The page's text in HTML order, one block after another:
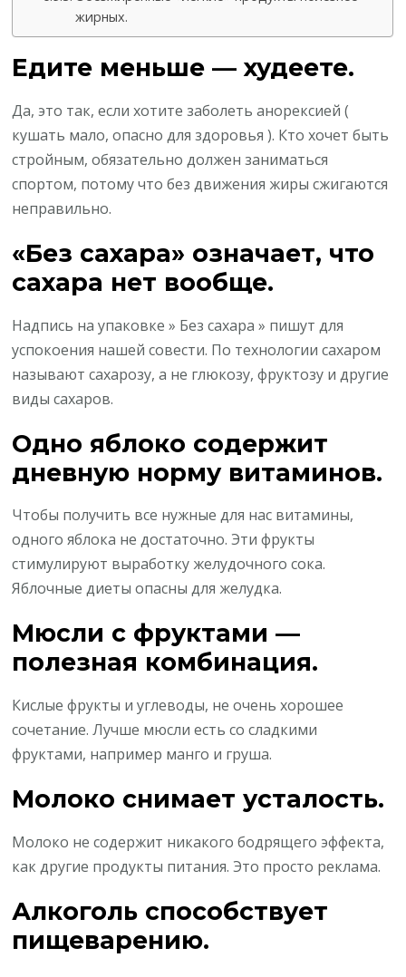
жирных.
Едите меньше — худеете.
Да, это так, если хотите заболеть анорексией (
кушать мало, опасно для здоровья ). Кто хочет быть
стройным, обязательно должен заниматься
спортом, потому что без движения жиры сжигаются
неправильно.
«Без сахара» означает, что
сахара нет вообще.
Надпись на упаковке » Без сахара » пишут для
успокоения нашей совести. По технологии сахаром
называют сахарозу, а не глюкозу, фруктозу и другие
виды сахаров.
Одно яблоко содержит
дневную норму витаминов.
Чтобы получить все нужные для нас витамины,
одного яблока не достаточно. Эти фрукты
стимулируют выработку желудочного сока.
Яблочные диеты опасны для желудка.
Мюсли с фруктами —
полезная комбинация.
Кислые фрукты и углеводы, не очень хорошее
сочетание. Лучше мюсли есть со сладкими
фруктами, например манго и груша.
Молоко снимает усталость.
Молоко не содержит никакого бодрящего эффекта,
как другие продукты питания. Это просто реклама.
Алкоголь способствует
пищеварению.